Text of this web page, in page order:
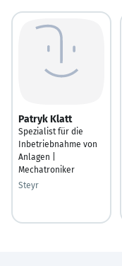
Patryk Klatt
Spezialist für die
Inbetriebnahme von
Anlagen |
Mechatroniker
Steyr